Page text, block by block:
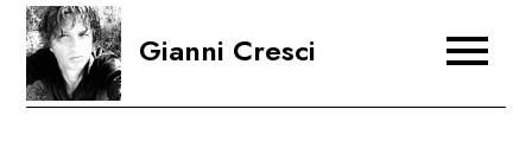
Skip
content
Gianni Cresci